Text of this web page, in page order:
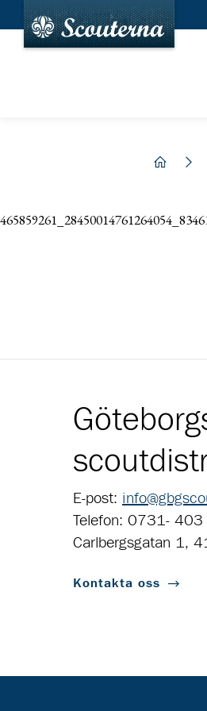
hem
E-post:
Telefon: 0731-
Carlbergsgatan 1,
Kontakta oss